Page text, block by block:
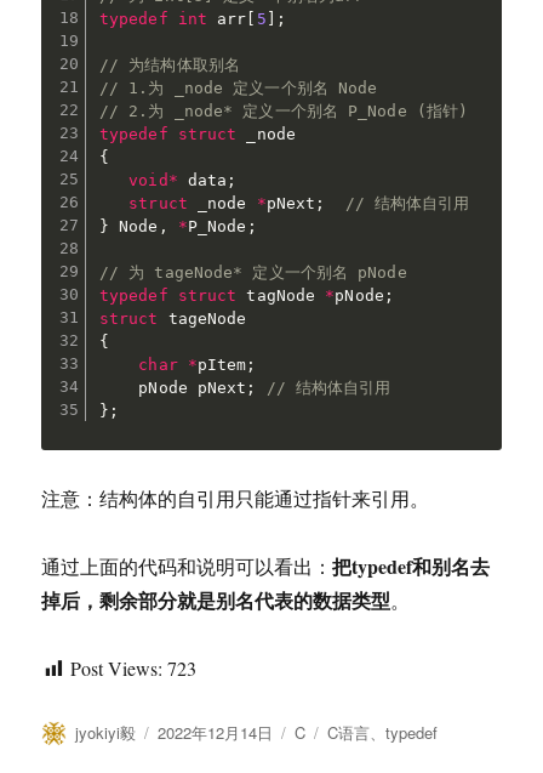
typedef
int arr 5 ;
// 为结构体取别名
// 1.为 _node 定义一个别名 Node
// 2.为 _node* 定义一个别名 P_Node (指针)
typedef
struct
{
void * data ;
struct _node *pNext ;
// 结构体自引用
} Node , *P_Node ;
// 为 tageNode* 定义一个别名 pNode
typedef
struct tagNode *pNode ;
struct
{
char
*pItem ;
    pNode pNext
;
// 结构体自引用
} ;
注意：结构体的自引用只能通过指针来引用。
通过上面的代码和说明可以看出：把typedef和别名去
掉后，剩余部分就是别名代表的数据类型。
Post Views: 723
作
jyokiyi毅
发
2022年12月14日
分
C
标
C语言 、typedef